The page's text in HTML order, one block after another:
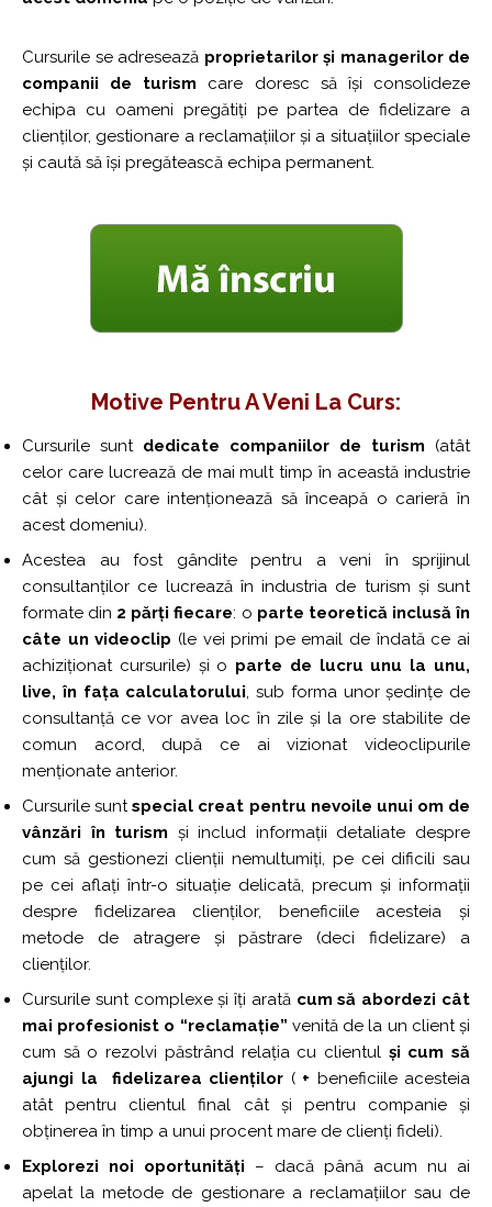
Cursurile se adresează proprietarilor și managerilor de
companii de turism care doresc să își consolideze
echipa cu oameni pregătiți pe partea de fidelizare a
clienților, gestionare a reclamațiilor și a situațiilor speciale
și caută să își pregătească echipa permanent.
Motive Pentru A Veni La Curs:
Cursurile suntdedicate companiilor de turism (atât
celor care lucrează de mai mult timp în această industrie
cât și celor care intenționează să înceapă o carieră în
acest domeniu).
Acestea au fost gândite pentru a veni în sprijinul
consultanților ce lucrează în industria de turism și sunt
formate din 2 părți fiecare: o parte teoretică inclusă în
câte un videoclip (le vei primi pe email de îndată ce ai
achiziționat cursurile) și o parte de lucru unu la unu,
live, în fața calculatorului, sub forma unor ședințe de
consultanță ce vor avea loc în zile și la ore stabilite de
comun acord, după ce ai vizionat videoclipurile
menționate anterior.
Cursurile suntspecial creat pentru nevoile unui om de
vânzări în turism și includ informații detaliate despre
cum să gestionezi clienții nemultumiți, pe cei dificili sau
pe cei aflați într-o situație delicată, precum și informații
despre fidelizarea clienților, beneficiile acesteia și
metode de atragere și păstrare (deci fidelizare) a
clienților.
Cursurile sunt complexe și îți arată cum să abordezi cât
mai profesionist o “reclamație” venită de la un client și
cum să o rezolvi păstrând relația cu clientulși cum să
ajungi la fidelizarea clienților ( + beneficiile acesteia
atât pentru clientul final cât și pentru companie și
obținerea în timp a unui procent mare de clienți fideli).
Explorezi noi oportunități – dacă până acum nu ai
apelat la metode de gestionare a reclamațiilor sau de